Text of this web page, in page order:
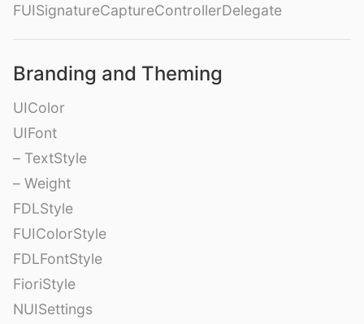
FUISignatureCaptureControllerDelegate
Branding and Theming
UIColor
UIFont
– TextStyle
– Weight
FDLStyle
FUIColorStyle
FDLFontStyle
FioriStyle
NUISettings